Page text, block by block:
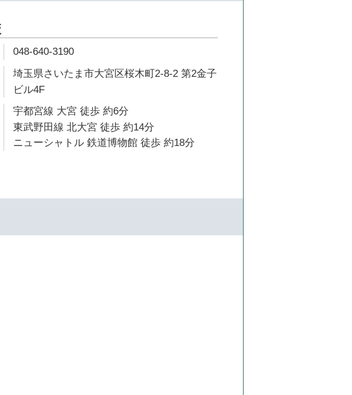
048-640-3190
埼玉県さいたま市大宮区桜木町2-8-2 第2金子
ビル4F
宇都宮線 大宮 徒歩 約6分
東武野田線 北大宮 徒歩 約14分
ニューシャトル 鉄道博物館 徒歩 約18分